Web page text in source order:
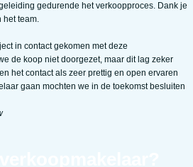
gedurende het verkoopproces. Dank je
het team.
in contact gekomen met deze
de koop niet doorgezet, maar dit lag zeker
het contact als zeer prettig en open ervaren
gaan mochten we in de toekomst besluiten